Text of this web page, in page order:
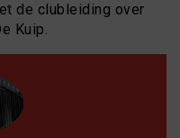
de clubleiding over
Kuip.